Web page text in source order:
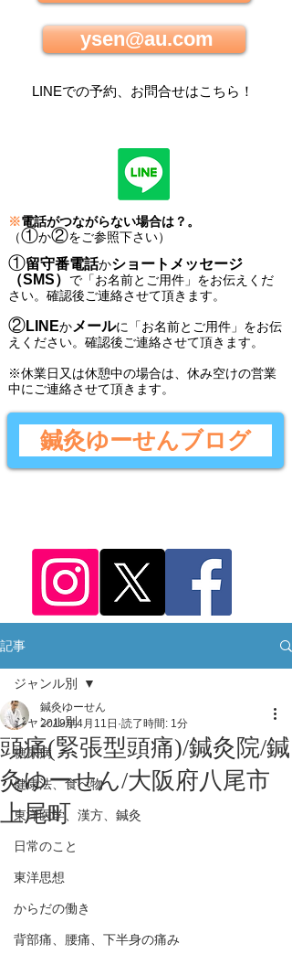
ysen@au.com
LINEでの予約、お問合せはこちら ！
※電話がつながらない場合は？。
（①か②をご参照下さい）
①留守番電話かショートメッセージ
（SMS） で 「お名前とご用件 」 をお伝えくだ
さい。 確認後ご連絡させて頂きます。
②LINEかメールに 「お名前とご用件 」 をお伝
えください。 確認後ご連絡させて頂きます。
​※休業日又は休憩中の場合は、休み空けの営業
中にご連絡させて頂きます。
鍼灸ゆーせんブログ
記事
ジャンル別
糖尿病
健康法、食べ物
東洋医学、漢方、鍼灸
日常のこと
東洋思想
からだの働き
背部痛、腰痛、下半身の痛み
ジャンル別
頭痛(緊張型頭痛)/鍼灸院/鍼
灸ゆーせん/大阪府八尾市
上尾町
鍼灸ゆーせん
2019年4月11日 読了時間: 1分